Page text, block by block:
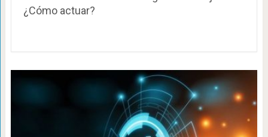
¿Cómo actuar?